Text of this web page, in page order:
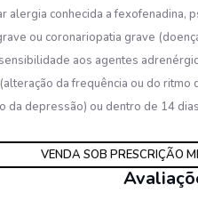
conhecida a
ou coronariopatia grave
aos agentes
da frequência ou do
depressão) ou dentro de 14
VENDA SOB PRESCRIÇÃO